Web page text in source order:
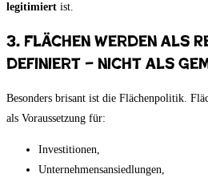
legitimiert ist.
3. Flächen werden als
definiert – nicht als
Besonders brisant ist die Flächenpolitik.
als Voraussetzung für:
Investitionen,
Unternehmensansiedlungen,